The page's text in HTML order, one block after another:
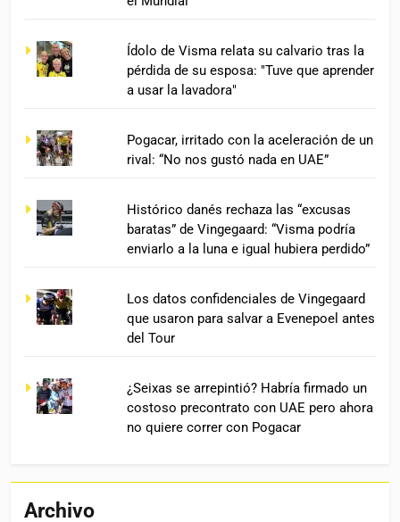
Ídolo de Visma relata su calvario tras la
pérdida de su esposa: "Tuve que aprender
a usar la lavadora"
Pogacar, irritado con la aceleración de un
rival: “No nos gustó nada en UAE”
Histórico danés rechaza las “excusas
baratas” de Vingegaard: “Visma podría
enviarlo a la luna e igual hubiera perdido”
Los datos confidenciales de Vingegaard
que usaron para salvar a Evenepoel antes
del Tour
¿Seixas se arrepintió? Habría firmado un
costoso precontrato con UAE pero ahora
no quiere correr con Pogacar
Archivo